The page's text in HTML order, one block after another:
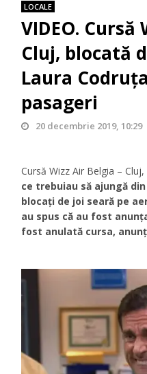
LOCALE
VIDEO. Cursă
Cluj, blocată
Laura
pasageri
20 decembrie 2019, 10:29
Cursă Wizz Air Belgia –
ce trebuiau să ajungă
blocați de joi seară pe
au spus că au fost
fost anulată cursa,